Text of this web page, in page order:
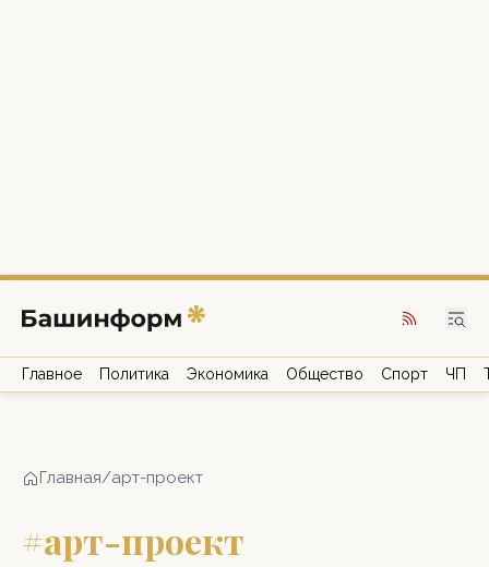
Главное Политика Экономика Общество Спорт ЧП
Главная/арт-проект
#арт-проект